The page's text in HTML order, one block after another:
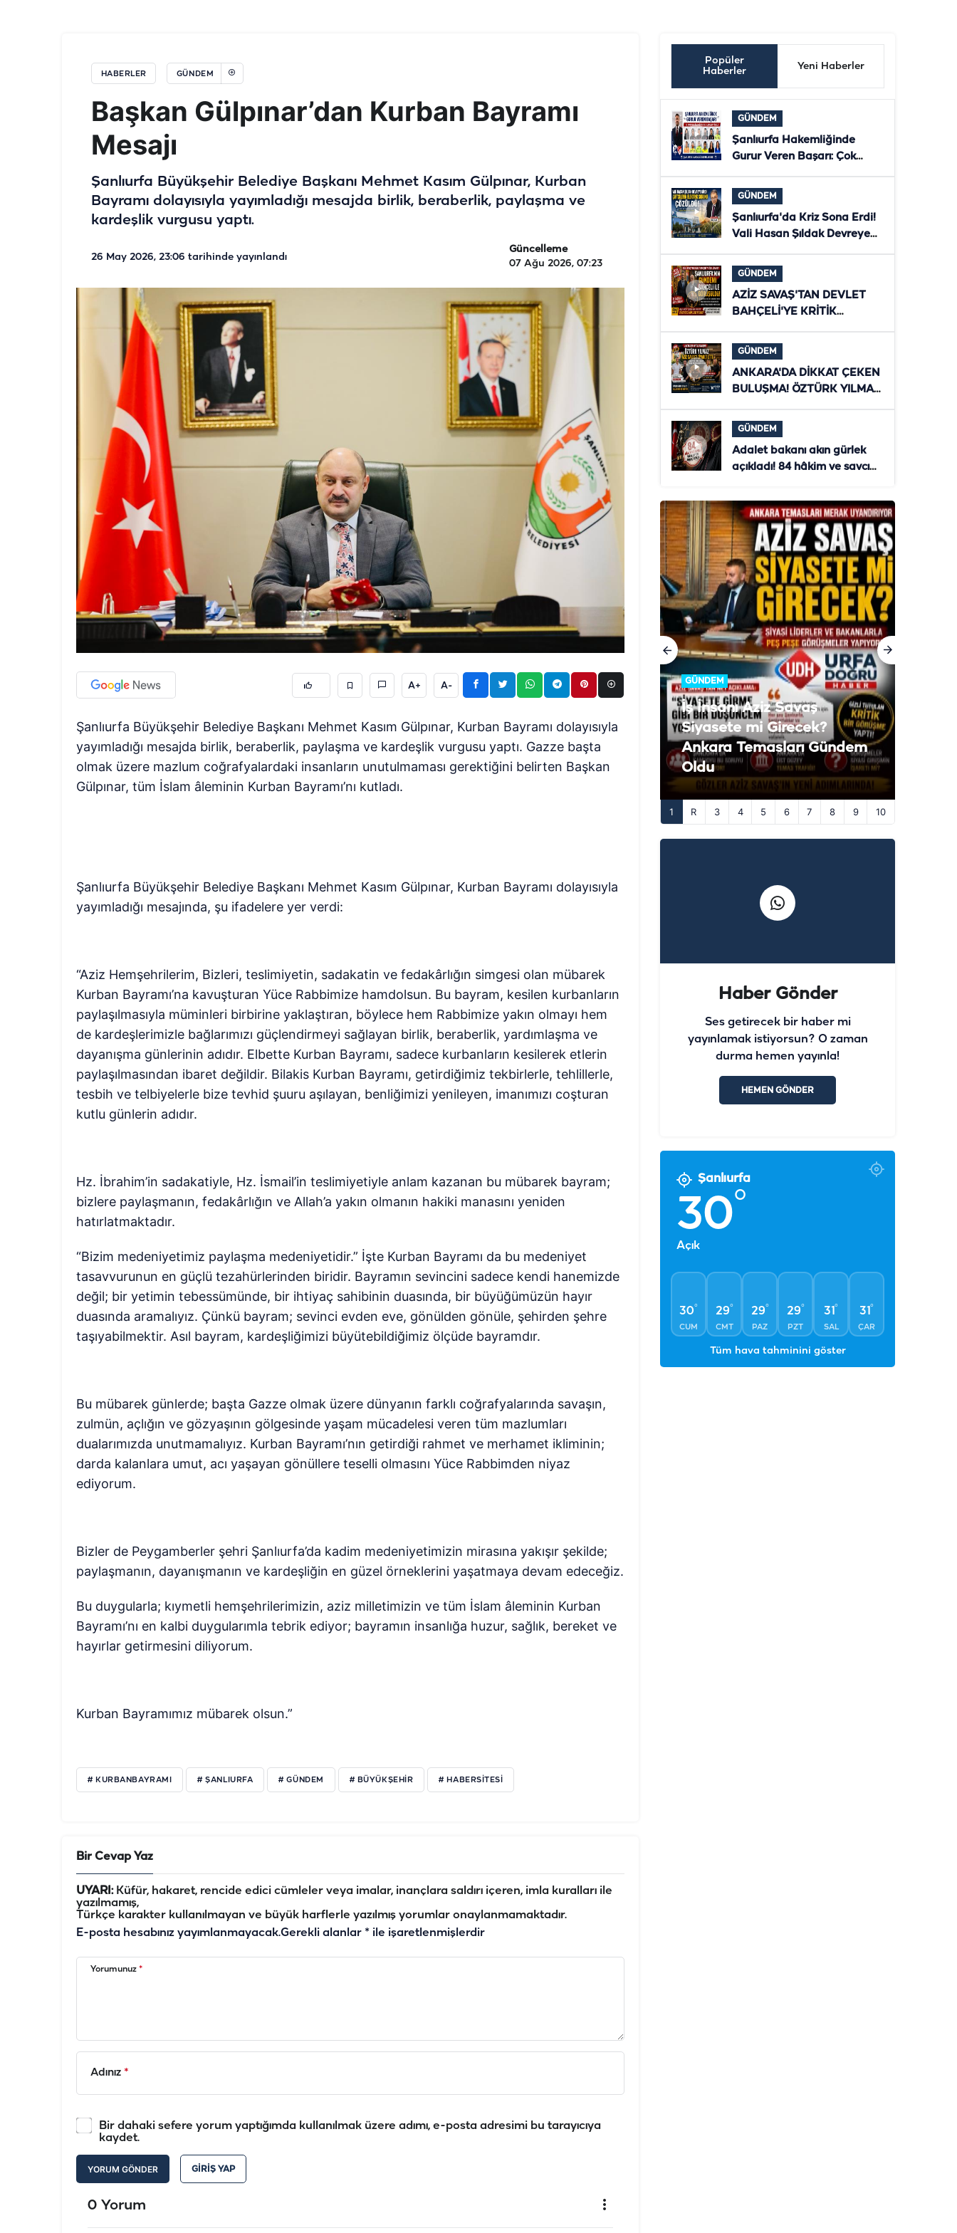
HABERLER GÜNDEM
Başkan Gülpınar’dan Kurban Bayramı
Mesajı
Şanlıurfa Büyükşehir Belediye Başkanı Mehmet Kasım Gülpınar, Kurban
Bayramı dolayısıyla yayımladığı mesajda birlik, beraberlik, paylaşma ve
kardeşlik vurgusu yaptı.
26 May 2026, 23:06 tarihinde yayınlandı
Güncelleme
07 Ağu 2026, 07:23
A+ A-
Şanlıurfa Büyükşehir Belediye Başkanı Mehmet Kasım Gülpınar, Kurban Bayramı dolayısıyla
yayımladığı mesajda birlik, beraberlik, paylaşma ve kardeşlik vurgusu yaptı. Gazze başta
olmak üzere mazlum coğrafyalardaki insanların unutulmaması gerektiğini belirten Başkan
Gülpınar, tüm İslam âleminin Kurban Bayramı’nı kutladı.
Şanlıurfa Büyükşehir Belediye Başkanı Mehmet Kasım Gülpınar, Kurban Bayramı dolayısıyla
yayımladığı mesajında, şu ifadelere yer verdi:
“Aziz Hemşehrilerim, Bizleri, teslimiyetin, sadakatin ve fedakârlığın simgesi olan mübarek
Kurban Bayramı’na kavuşturan Yüce Rabbimize hamdolsun. Bu bayram, kesilen kurbanların
paylaşılmasıyla müminleri birbirine yaklaştıran, böylece hem Rabbimize yakın olmayı hem
de kardeşlerimizle bağlarımızı güçlendirmeyi sağlayan birlik, beraberlik, yardımlaşma ve
dayanışma günlerinin adıdır. Elbette Kurban Bayramı, sadece kurbanların kesilerek etlerin
paylaşılmasından ibaret değildir. Bilakis Kurban Bayramı, getirdiğimiz tekbirlerle, tehlillerle,
tesbih ve telbiyelerle bize tevhid şuuru aşılayan, benliğimizi yenileyen, imanımızı coşturan
kutlu günlerin adıdır.
Hz. İbrahim’in sadakatiyle, Hz. İsmail’in teslimiyetiyle anlam kazanan bu mübarek bayram;
bizlere paylaşmanın, fedakârlığın ve Allah’a yakın olmanın hakiki manasını yeniden
hatırlatmaktadır.
“Bizim medeniyetimiz paylaşma medeniyetidir.” İşte Kurban Bayramı da bu medeniyet
tasavvurunun en güçlü tezahürlerinden biridir. Bayramın sevincini sadece kendi hanemizde
değil; bir yetimin tebessümünde, bir ihtiyaç sahibinin duasında, bir büyüğümüzün hayır
duasında aramalıyız. Çünkü bayram; sevinci evden eve, gönülden gönüle, şehirden şehre
taşıyabilmektir. Asıl bayram, kardeşliğimizi büyütebildiğimiz ölçüde bayramdır.
Bu mübarek günlerde; başta Gazze olmak üzere dünyanın farklı coğrafyalarında savaşın,
zulmün, açlığın ve gözyaşının gölgesinde yaşam mücadelesi veren tüm mazlumları
dualarımızda unutmamalıyız. Kurban Bayramı’nın getirdiği rahmet ve merhamet ikliminin;
darda kalanlara umut, acı yaşayan gönüllere teselli olmasını Yüce Rabbimden niyaz
ediyorum.
Bizler de Peygamberler şehri Şanlıurfa’da kadim medeniyetimizin mirasına yakışır şekilde;
paylaşmanın, dayanışmanın ve kardeşliğin en güzel örneklerini yaşatmaya devam edeceğiz.
Bu duygularla; kıymetli hemşehrilerimizin, aziz milletimizin ve tüm İslam âleminin Kurban
Bayramı’nı en kalbi duygularımla tebrik ediyor; bayramın insanlığa huzur, sağlık, bereket ve
hayırlar getirmesini diliyorum.
Kurban Bayramımız mübarek olsun.”
# KURBANBAYRAMI # ŞANLIURFA # GÜNDEM # BÜYÜKŞEHIR # HABERSITESI
Bir Cevap Yaz
UYARI:Küfür, hakaret, rencide edici cümleler veya imalar, inançlara saldırı içeren, imla kuralları ile
yazılmamış,
Türkçe karakter kullanılmayan ve büyük harflerle yazılmış yorumlar onaylanmamaktadır.
E-posta hesabınız yayımlanmayacak.Gerekli alanlar * ile işaretlenmişlerdir
Yorumunuz *
Adınız *
Bir dahaki sefere yorum yaptığımda kullanılmak üzere adımı, e-posta adresimi bu tarayıcıya
kaydet.
YORUM GÖNDER GIRIŞ YAP
0 Yorum
Popüler
Haberler
Yeni Haberler
GÜNDEM
Şanlıurfa Hakemliğinde
Gurur Veren Başarı: Çok
Bölgesel Klasmana Yükseldi
GÜNDEM
Şanlıurfa'da Kriz Sona Erdi!
Vali Hasan Şıldak Devreye
Yeniden Verildi
GÜNDEM
AZİZ SAVAŞ'TAN DEVLET
BAHÇELİ'YE KRİTİK
YENİ DÖNEMİ MASAYA
YATIRILDI
GÜNDEM
ANKARA'DA DİKKAT ÇEKEN
BULUŞMA! ÖZTÜRK YILMAZ
TÜRKİYE'NİN GELECEĞİNİ
MASAYA YATIRDI
GÜNDEM
Adalet bakanı akın gürlek
açıkladı! 84 hâkim ve savcı
GÜNDEM
İş İnsanı Aziz Savaş
Siyasete mi Girecek?
Ankara Temasları Gündem
Oldu
1 3 4 5 6 7 8 9 10
Haber Gönder
Ses getirecek bir haber mi
yayınlamak istiyorsun? O zaman
durma hemen yayınla!
HEMEN GÖNDER
Şanlıurfa
30°
Açık
30°
CUM
29°
CMT
29°
PAZ
29°
PZT
31°
SAL
31°
ÇAR
Tüm hava tahminini göster